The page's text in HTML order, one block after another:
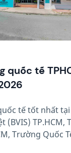
quốc tế
tế tốt nhất
(BVIS) TP.HCM,
Trường Quốc